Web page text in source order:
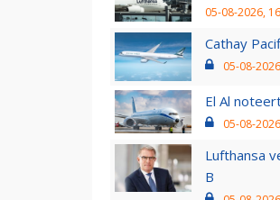
05-08-2026,
Cathay
05-08-
El Al
05-08-
Lufthansa
B